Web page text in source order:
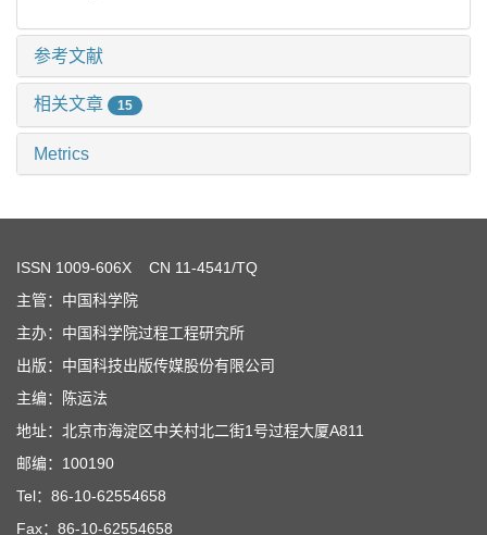
参考文献
相关文章 15
Metrics
ISSN 1009-606X CN 11-4541/TQ
主管：中国科学院
主办：中国科学院过程工程研究所
出版：中国科技出版传媒股份有限公司
主编：陈运法
地址：北京市海淀区中关村北二街1号过程大厦A811
邮编：100190
Tel：86-10-62554658
Fax：86-10-62554658